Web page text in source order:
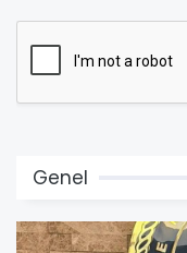
Genel